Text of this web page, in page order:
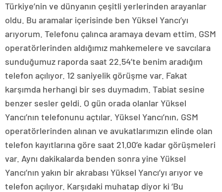
Türkiye’nin ve dünyanın çeşitli yerlerinden arayanlar
oldu. Bu aramalar içerisinde ben Yüksel Yancı’yı
arıyorum. Telefonu çalınca aramaya devam ettim. GSM
operatörlerinden aldığımız mahkemelere ve savcılara
sunduğumuz raporda saat 22.54’te benim aradığım
telefon açılıyor. 12 saniyelik görüşme var. Fakat
karşımda herhangi bir ses duymadım. Tabiat sesine
benzer sesler geldi. O gün orada olanlar Yüksel
Yancı’nın telefonunu açtılar. Yüksel Yancı’nın, GSM
operatörlerinden alınan ve avukatlarımızın elinde olan
telefon kayıtlarına göre saat 21.00’e kadar görüşmeleri
var. Aynı dakikalarda benden sonra yine Yüksel
Yancı’nın yakın bir akrabası Yüksel Yancı’yı arıyor ve
telefon açılıyor. Karşıdaki muhatap diyor ki ‘Bu